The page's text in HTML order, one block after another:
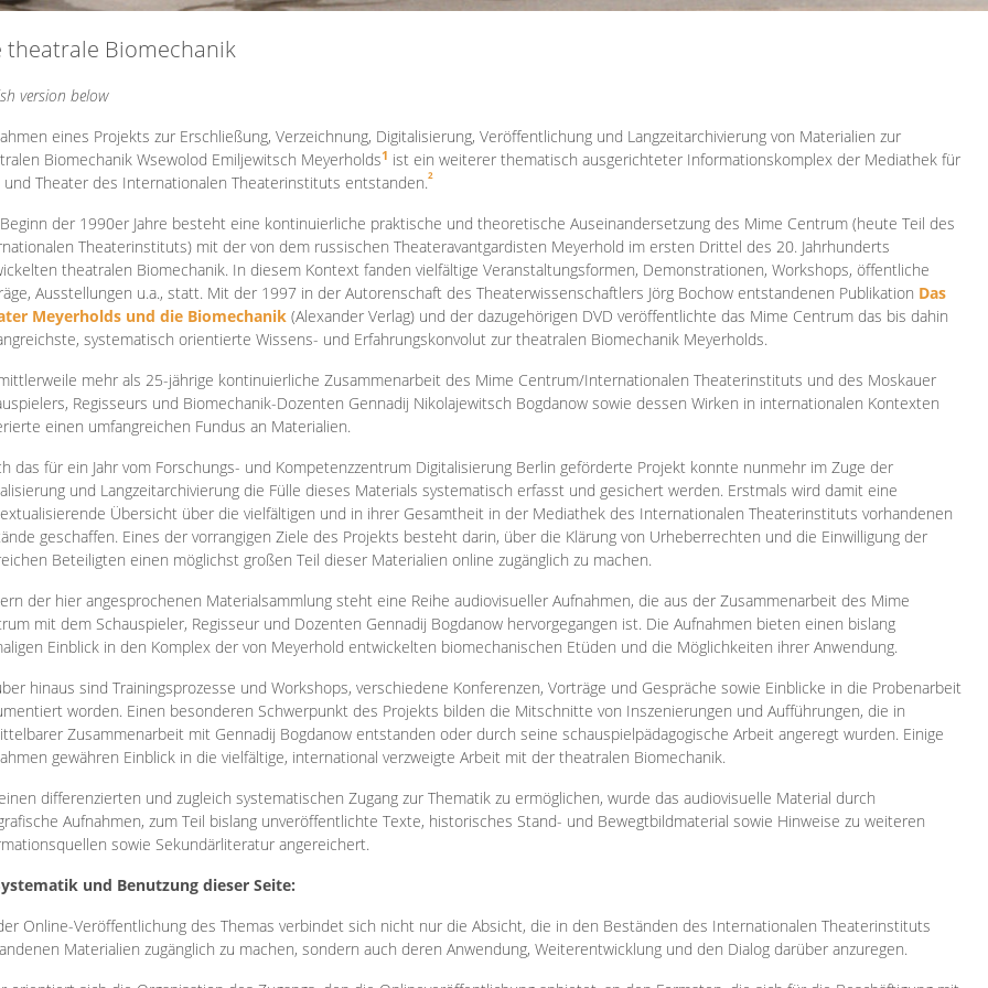
theatrale Biomechanik
version below
eines Projekts zur Erschließung, Verzeichnung, Digitalisierung, Veröffentlichung und Langzeitarchivierung von Materialien zur
Biomechanik Wsewolod Emiljewitsch Meyerholds1 ist ein weiterer thematisch ausgerichteter Informationskomplex der Mediathek für
und Theater des Internationalen Theaterinstituts entstanden.2
der 1990er Jahre besteht eine kontinuierliche praktische und theoretische Auseinandersetzung des Mime Centrum (heute Teil des
Theaterinstituts) mit der von dem russischen Theateravantgardisten Meyerhold im ersten Drittel des 20. Jahrhunderts
theatralen Biomechanik. In diesem Kontext fanden vielfältige Veranstaltungsformen, Demonstrationen, Workshops, öffentliche
Ausstellungen u.a., statt. Mit der 1997 in der Autorenschaft des Theaterwissenschaftlers Jörg Bochow entstandenen Publikation Das
Meyerholds und die Biomechanik (Alexander Verlag) und der dazugehörigen DVD veröffentlichte das Mime Centrum das bis dahin
systematisch orientierte Wissens- und Erfahrungskonvolut zur theatralen Biomechanik Meyerholds.
mehr als 25-jährige kontinuierliche Zusammenarbeit des Mime Centrum/Internationalen Theaterinstituts und des Moskauer
Regisseurs und Biomechanik-Dozenten Gennadij Nikolajewitsch Bogdanow sowie dessen Wirken in internationalen Kontexten
einen umfangreichen Fundus an Materialien.
das für ein Jahr vom Forschungs- und Kompetenzzentrum Digitalisierung Berlin geförderte Projekt konnte nunmehr im Zuge der
und Langzeitarchivierung die Fülle dieses Materials systematisch erfasst und gesichert werden. Erstmals wird damit eine
Übersicht über die vielfältigen und in ihrer Gesamtheit in der Mediathek des Internationalen Theaterinstituts vorhandenen
geschaffen. Eines der vorrangigen Ziele des Projekts besteht darin, über die Klärung von Urheberrechten und die Einwilligung der
Beteiligten einen möglichst großen Teil dieser Materialien online zugänglich zu machen.
der hier angesprochenen Materialsammlung steht eine Reihe audiovisueller Aufnahmen, die aus der Zusammenarbeit des Mime
mit dem Schauspieler, Regisseur und Dozenten Gennadij Bogdanow hervorgegangen ist. Die Aufnahmen bieten einen bislang
Einblick in den Komplex der von Meyerhold entwickelten biomechanischen Etüden und die Möglichkeiten ihrer Anwendung.
hinaus sind Trainingsprozesse und Workshops, verschiedene Konferenzen, Vorträge und Gespräche sowie Einblicke in die Probenarbeit
worden. Einen besonderen Schwerpunkt des Projekts bilden die Mitschnitte von Inszenierungen und Aufführungen, die in
Zusammenarbeit mit Gennadij Bogdanow entstanden oder durch seine schauspielpädagogische Arbeit angeregt wurden. Einige
gewähren Einblick in die vielfältige, international verzweigte Arbeit mit der theatralen Biomechanik.
differenzierten und zugleich systematischen Zugang zur Thematik zu ermöglichen, wurde das audiovisuelle Material durch
Aufnahmen, zum Teil bislang unveröffentlichte Texte, historisches Stand- und Bewegtbildmaterial sowie Hinweise zu weiteren
sowie Sekundärliteratur angereichert.
und Benutzung dieser Seite:
Online-Veröffentlichung des Themas verbindet sich nicht nur die Absicht, die in den Beständen des Internationalen Theaterinstituts
Materialien zugänglich zu machen, sondern auch deren Anwendung, Weiterentwicklung und den Dialog darüber anzuregen.